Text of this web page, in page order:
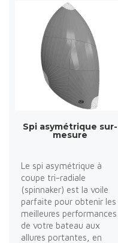
Spi asymétrique sur-
mesure
Le spi asymétrique à
coupe tri-radiale
(spinnaker) est la voile
parfaite pour obtenir les
meilleures performances
de votre bateau aux
allures portantes, en